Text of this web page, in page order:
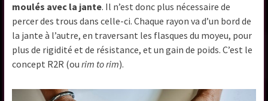
moulés avec la jante. Il n’est donc plus nécessaire de
percer des trous dans celle-ci. Chaque rayon va d’un bord de
la jante à l’autre, en traversant les flasques du moyeu, pour
plus de rigidité et de résistance, et un gain de poids. C’est le
concept R2R (ourim to rim).